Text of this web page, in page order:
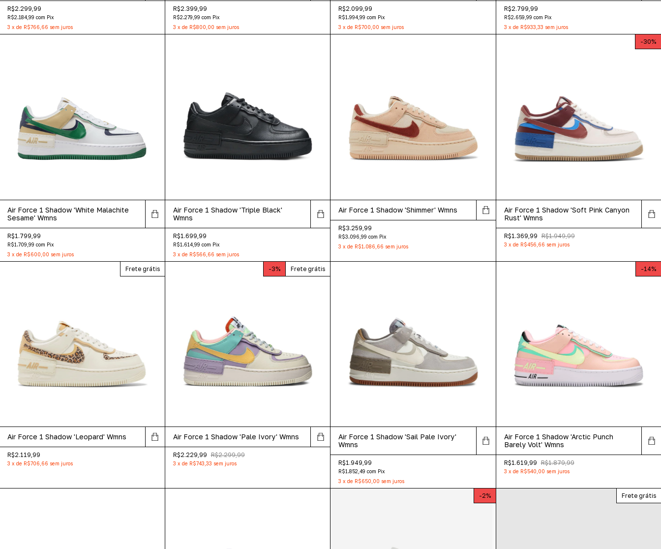
R$2.299,99
R$2.184,99 com Pix
3 x de R$766,66 sem juros
R$2.399,99
R$2.279,99 com Pix
3 x de R$800,00 sem juros
R$2.099,99
R$1.994,99 com Pix
3 x de R$700,00 sem juros
R$2.799,99
R$2.659,99 com Pix
3 x de R$933,33 sem juros
Air Force 1 Shadow 'White Malachite
Sesame' Wmns
R$1.799,99
R$1.709,99 com Pix
3 x de R$600,00 sem juros
Air Force 1 Shadow 'Triple Black'
Wmns
R$1.699,99
R$1.614,99 com Pix
3 x de R$566,66 sem juros
Air Force 1 Shadow 'Shimmer' Wmns
R$3.259,99
R$3.096,99 com Pix
3 x de R$1.086,66 sem juros
-30%
Air Force 1 Shadow 'Soft Pink Canyon
Rust' Wmns
R$1.369,99 R$1.949,99
3 x de R$456,66 sem juros
Frete grátis
Air Force 1 Shadow 'Leopard' Wmns
R$2.119,99
3 x de R$706,66 sem juros
-3% Frete grátis
Air Force 1 Shadow 'Pale Ivory' Wmns
R$2.229,99 R$2.299,99
3 x de R$743,33 sem juros
Air Force 1 Shadow 'Sail Pale Ivory'
Wmns
R$1.949,99
R$1.852,49 com Pix
3 x de R$650,00 sem juros
-14%
Air Force 1 Shadow 'Arctic Punch
Barely Volt' Wmns
R$1.619,99 R$1.879,99
3 x de R$540,00 sem juros
-2% Frete grátis